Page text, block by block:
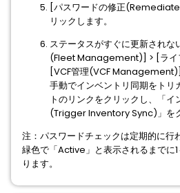
[パスワードの修正
リックします。
ステータスがすぐに更新され
(Fleet Management)] > [ライ
[VCF管理(VCF
手動でインベントリ同期をトリ
トのリンクをクリックし、「
(Trigger Inventory Sync)」を
注：パスワードチェックは定期的に行
緑色で「Active」と表示されるまでに
ります。